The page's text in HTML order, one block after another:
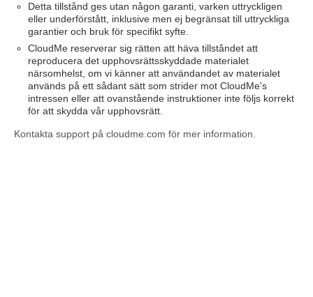
Detta tillstånd ges utan någon garanti, varken uttryckligen
eller underförstått, inklusive men ej begränsat till uttryckliga
garantier och bruk för specifikt syfte.
CloudMe reserverar sig rätten att häva tillståndet att
reproducera det upphovsrättsskyddade materialet
närsomhelst, om vi känner att användandet av materialet
används på ett sådant sätt som strider mot CloudMe's
intressen eller att ovanstående instruktioner inte följs korrekt
för att skydda vår upphovsrätt.
Kontakta support på cloudme.com för mer information.